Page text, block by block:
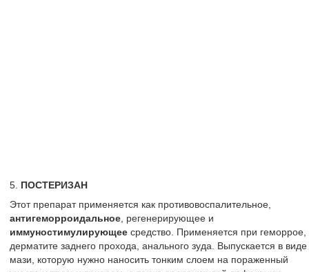
5. ПОСТЕРИЗАН
Этот препарат применяется как противовоспалительное,
антигеморроидальное , регенерирующее и
иммуностимулирующее средство. Применяется при геморрое,
дерматите заднего прохода, анального зуда. Выпускается в виде
мази, которую нужно наносить тонким слоем на пораженный